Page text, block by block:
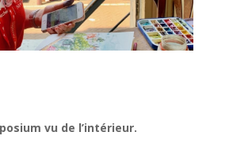
vu de l’intérieur.